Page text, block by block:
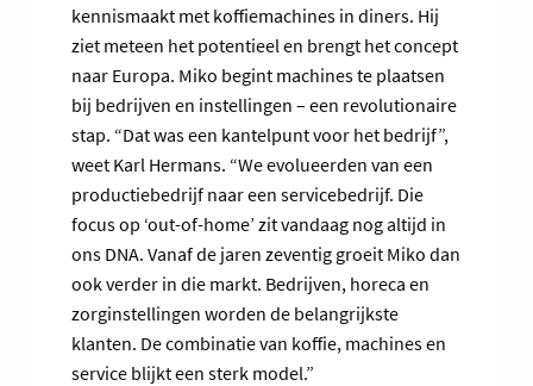
kennismaakt met koffiemachines in diners. Hij
ziet meteen het potentieel en brengt het concept
naar Europa. Miko begint machines te plaatsen
bij bedrijven en instellingen – een revolutionaire
stap. “Dat was een kantelpunt voor het bedrijf”,
weet Karl Hermans. “We evolueerden van een
productiebedrijf naar een servicebedrijf. Die
focus op ‘out-of-home’ zit vandaag nog altijd in
ons DNA. Vanaf de jaren zeventig groeit Miko dan
ook verder in die markt. Bedrijven, horeca en
zorginstellingen worden de belangrijkste
klanten. De combinatie van koffie, machines en
service blijkt een sterk model.”